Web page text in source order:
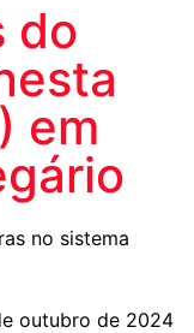
do
em
no sistema
outubro de 2024